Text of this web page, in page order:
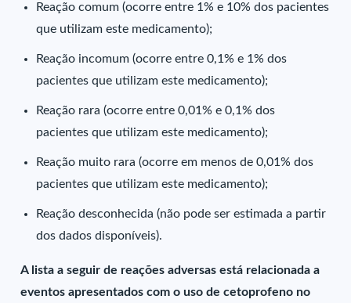
Reação comum (ocorre entre 1% e 10% dos pacientes
que utilizam este medicamento);
Reação incomum (ocorre entre 0,1% e 1% dos
pacientes que utilizam este medicamento);
Reação rara (ocorre entre 0,01% e 0,1% dos
pacientes que utilizam este medicamento);
Reação muito rara (ocorre em menos de 0,01% dos
pacientes que utilizam este medicamento);
Reação desconhecida (não pode ser estimada a partir
dos dados disponíveis).
A lista a seguir de reações adversas está relacionada a
eventos apresentados com o uso de cetoprofeno no